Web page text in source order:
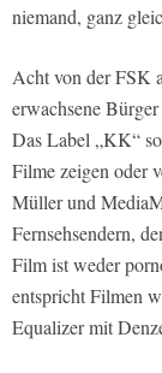
niemand, ganz
Acht von der FSK
erwachsene
Das Label „KK“
Filme zeigen oder
Müller und
Fernsehsendern,
Film ist weder
entspricht Filmen
Equalizer mit